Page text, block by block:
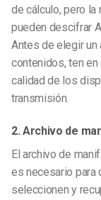
de cálculo, pero
pueden descifrar
Antes de elegir
contenidos, ten
calidad de los
transmisión.
2. Archivo de
El archivo de
es necesario para
seleccionen y